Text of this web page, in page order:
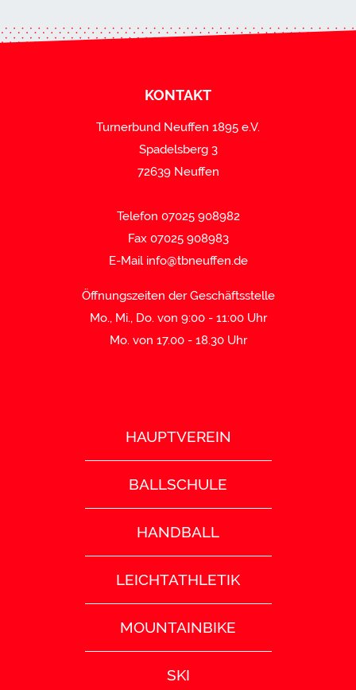
KONTAKT
Turnerbund Neuffen 1895 e.V.
Spadelsberg 3
72639 Neuffen
Telefon 07025 908982
Fax 07025 908983
E-Mail info@tbneuffen.de
Öffnungszeiten der Geschäftsstelle
Mo., Mi., Do. von 9:00 - 11:00 Uhr
Mo. von 17.00 - 18.30 Uhr
HAUPTVEREIN
BALLSCHULE
HANDBALL
LEICHTATHLETIK
MOUNTAINBIKE
SKI